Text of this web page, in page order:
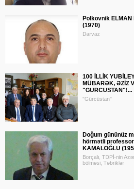
Polkovnik ELMAN
(1970)
Darvaz
100 İLLİK
MÜBARƏK, ƏZİZ
"GÜRCÜSTAN"!...
"Gürcüstan"
Doğum gününüz
hörmətli
KAMALOĞLU
Borçalı, TDPİ-nin
bölməsi, Təbriklər